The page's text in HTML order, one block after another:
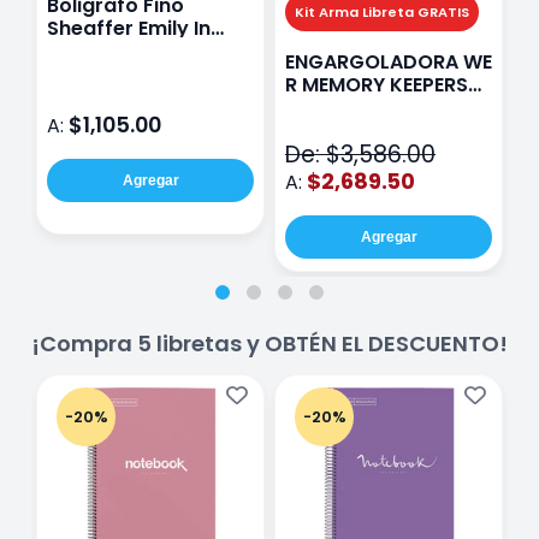
Sheaffer Emily In
A: $1,105.00
Agregar
Kit Arma Libreta GRATIS
ENGARGOLADORA WE
R MEMORY KEEPERS
De: $3,586.00
A: $2,689.50
Agregar
¡Compra 5 libretas y OBTÉN EL DESCUENTO!
-20% -20%